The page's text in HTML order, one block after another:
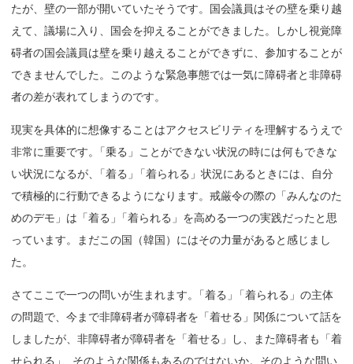
たが、壁の一部が開いていたそうです。国会議員はその壁を乗り越
えて、議場に入り、国会を抑えることができました。しかし視覚障
碍者の国会議員は壁を乗り越えることができずに、参加することが
できませんでした。このような緊急事態では一気に障碍者と非障碍
者の差が表れてしまうのです。
現実を具体的に想像することはアクセスビリティを理解するうえで
非常に重要です。
「乗る」ことができない状況の時には何もできな
い状況になるが
「着る 」
「着られる」状況にあるときには、自分
で積極的に行動できるようになります。戒厳令の際の「みんなのた
めのデモ」は「着る 」
「着られる」を高める一つの実践だったと思
っています。まだこの国（韓国）にはその力量があると感じまし
た。
さてここで一つの問いが生まれます。 「着る 」
「着られる」の主体
の問題で、今まで非障碍者が障碍者を「着せる」関係について話を
しましたが、非障碍者が障碍者を「着せる」し、また障碍者も「着
せられる 」
、そのような関係もあるのではないか。そのような問い